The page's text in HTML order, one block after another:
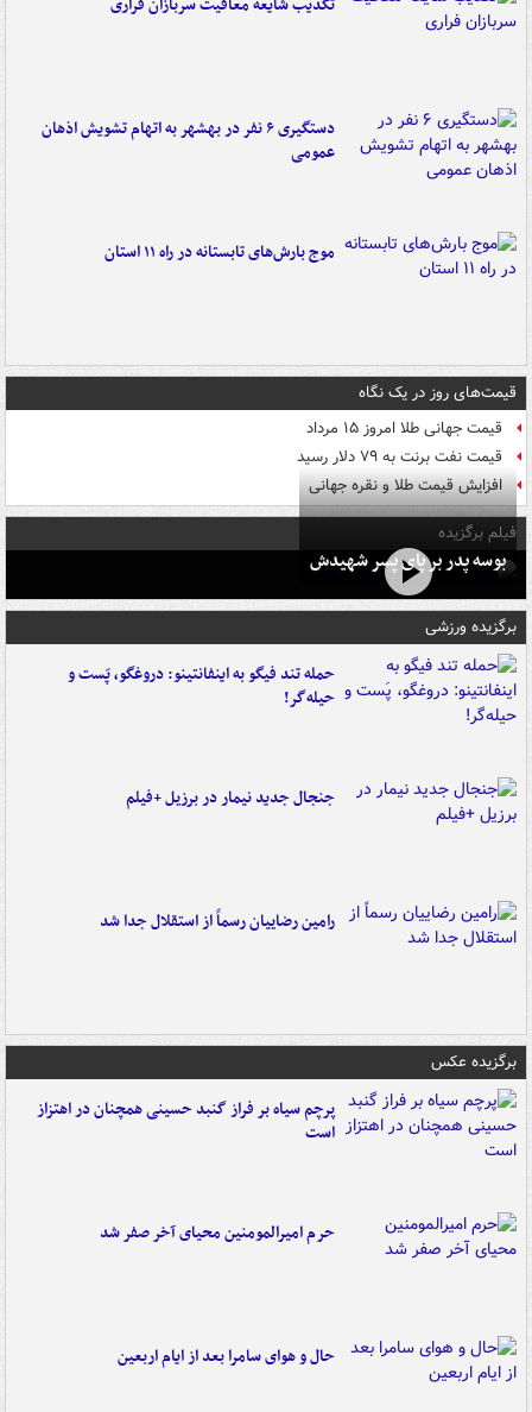
دستگیری ۶ نفر در بهشهر به اتهام تشویش اذهان
عمومی
موج بارش‌های تابستانه در راه ۱۱ استان
قیمت‌های روز در یک نگاه
قیمت جهانی طلا امروز ۱۵ مرداد
قیمت نفت برنت به ۷۹ دلار رسید
افزایش قیمت طلا و نقره جهانی
فیلم برگزیده
بوسه‌ پدر بر پای پسر شهیدش
برگزیده ورزشی
حمله تند فیگو به اینفانتینو: دروغگو، پَست‌ و
حیله‌گر!
جنجال جدید نیمار در برزیل +فیلم
رامین رضاییان رسماً از استقلال جدا شد
برگزیده عکس
پرچم سیاه بر فراز گنبد حسینی همچنان در اهتزاز
است
حرم امیرالمومنین محیای آخر صفر شد
حال و هوای سامرا بعد از ایام اربعین